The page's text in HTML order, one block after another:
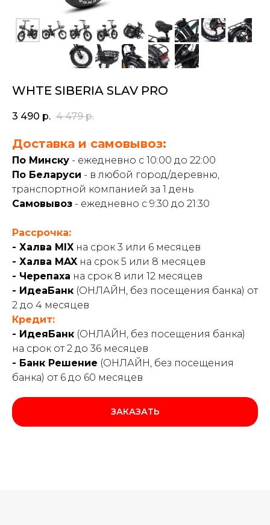
WHTE SIBERIA SLAV PRO
3 490 р. 4 479 р.
Доставка и самовывоз:
По Минску - ежедневно с 10:00 до 22:00
По Беларуси - в любой город/деревню,
транспортной компанией за 1 день
Самовывоз - ежедневно с 9:30 до 21:30
Рассрочка:
- Халва MIX на срок 3 или 6 месяцев
- Халва MAX на срок 5 или 8 месяцев
- Черепаха на срок 8 или 12 месяцев
- ИдеаБанк (ОНЛАЙН, без посещения банка) от
2 до 4 месяцев
Кредит:
- ИдеяБанк (ОНЛАЙН, без посещения банка)
на срок от 2 до 36 месяцев
- Банк Решение (ОНЛАЙН, без посещения
банка) от 6 до 60 месяцев
ЗАКАЗАТЬ